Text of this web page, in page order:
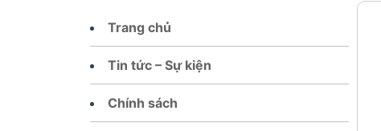
Trang chủ
Tin tức – Sự kiện
Chính sách